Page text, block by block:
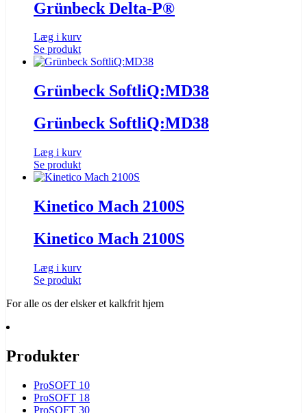
Grünbeck Delta-P®
Læg i kurv
Se produkt
Grünbeck SoftliQ:MD38
Grünbeck SoftliQ:MD38
Læg i kurv
Se produkt
Kinetico Mach 2100S
Kinetico Mach 2100S
Læg i kurv
Se produkt
For alle os der elskeret kalkfrit hjem
Produkter
ProSOFT 10
ProSOFT 18
ProSOFT 30